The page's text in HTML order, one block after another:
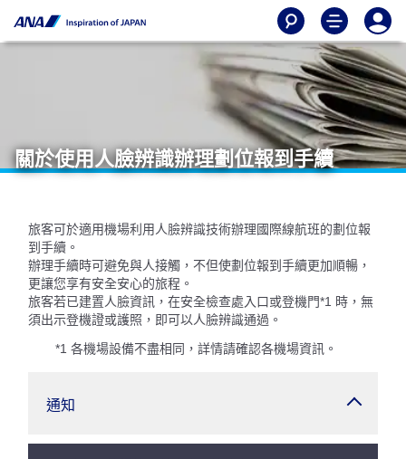
關於使用人臉辨識辦理劃位報到手續
旅客可於適用機場利用人臉辨識技術辦理國際線航班的劃位報
到手續。
辦理手續時可避免與人接觸，不但使劃位報到手續更加順暢，
更讓您享有安全安心的旅程。
旅客若已建置人臉資訊，在安全檢查處入口或登機門*1 時，無
須出示登機證或護照，即可以人臉辨識通過。
*1 各機場設備不盡相同，詳情請確認各機場資訊。
通知